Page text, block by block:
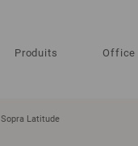
Produits Office
Sopra Latitude